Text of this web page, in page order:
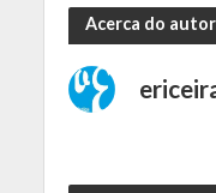
Acerca do autor